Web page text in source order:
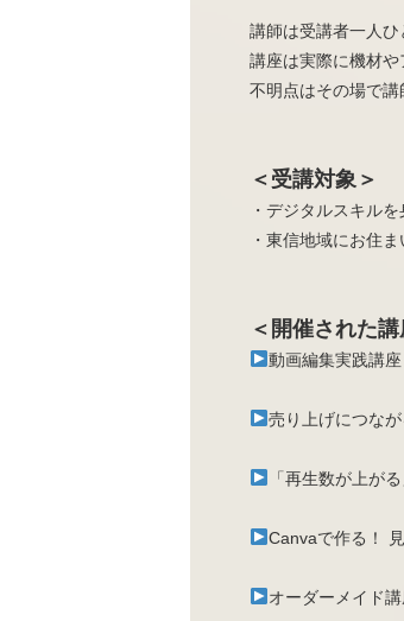
講師は受講者一人ひ
講座は実際に機材や
不明点はその場で
＜受講対象＞
・デジタルスキル
・東信地域にお住
＜開催された
動画編集実践講座
売り上げにつな
「再生数が上が
Canvaで作る！
オーダーメイド